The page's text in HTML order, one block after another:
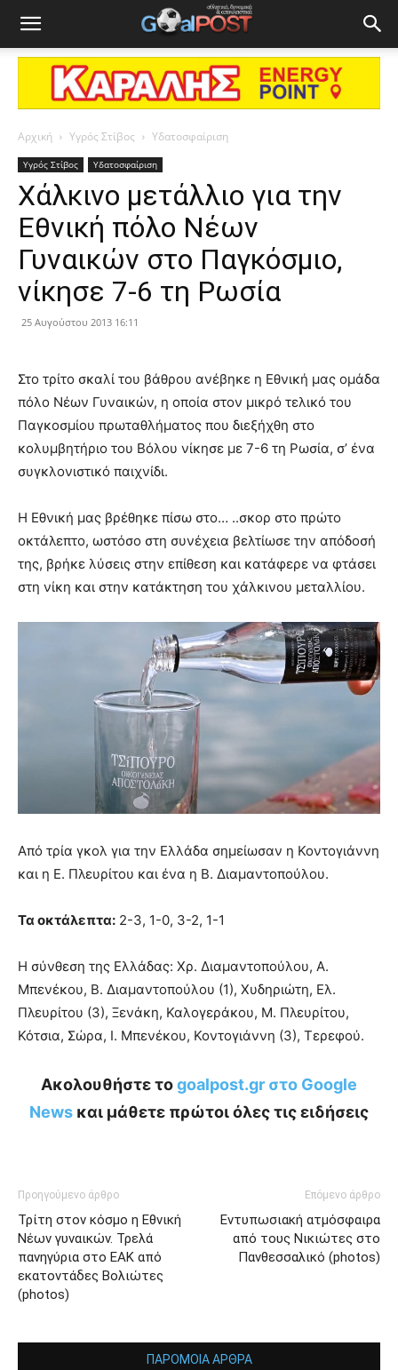
Αρχική Υγρός Στίβος Υδατοσφαίριση
Υγρός Στίβος Υδατοσφαίριση
Χάλκινο μετάλλιο για την
Εθνική πόλο Νέων
Γυναικών στο Παγκόσμιο,
νίκησε 7-6 τη Ρωσία
25 Αυγούστου 2013 16:11
Στο τρίτο σκαλί του βάθρου ανέβηκε η Εθνική μας ομάδα
πόλο Νέων Γυναικών, η οποία στον μικρό τελικό του
Παγκοσμίου πρωταθλήματος που διεξήχθη στο
κολυμβητήριο του Βόλου νίκησε με 7-6 τη Ρωσία, σ’ ένα
συγκλονιστικό παιχνίδι.
Η Εθνική μας βρέθηκε πίσω στο… ..σκορ στο πρώτο
οκτάλεπτο, ωστόσο στη συνέχεια βελτίωσε την απόδοσή
της, βρήκε λύσεις στην επίθεση και κατάφερε να φτάσει
στη νίκη και στην κατάκτηση του χάλκινου μεταλλίου.
Από τρία γκολ για την Ελλάδα σημείωσαν η Κοντογιάννη
και η Ε. Πλευρίτου και ένα η Β. Διαμαντοπούλου.
Τα οκτάλεπτα: 2-3, 1-0, 3-2, 1-1
Η σύνθεση της Ελλάδας: Χρ. Διαμαντοπούλου, Α.
Μπενέκου, Β. Διαμαντοπούλου (1), Χυδηριώτη, Ελ.
Πλευρίτου (3), Ξενάκη, Καλογεράκου, Μ. Πλευρίτου,
Κότσια, Σώρα, Ι. Μπενέκου, Κοντογιάννη (3), Τερεφού.
Ακολουθήστε τοgoalpost.gr στο Google
News και μάθετε πρώτοι όλες τις ειδήσεις
Προηγούμενο άρθρο
Τρίτη στον κόσμο η Εθνική
Νέων γυναικών. Τρελά
πανηγύρια στο ΕΑΚ από
εκατοντάδες Βολιώτες
(photos)
Επόμενο άρθρο
Εντυπωσιακή ατμόσφαιρα
από τους Νικιώτες στο
Πανθεσσαλικό (photos)
ΠΑΡΟΜΟΙΑ ΑΡΘΡΑ